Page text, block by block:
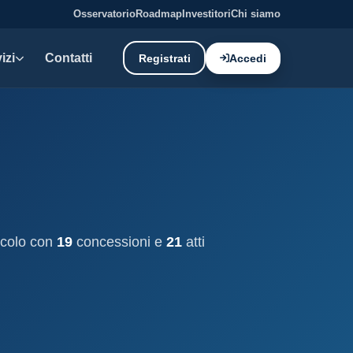
OsservatorioRoadmap InvestitoriChi siamo
Contatti Registrati Accedi
con 19 concessioni e 21 atti